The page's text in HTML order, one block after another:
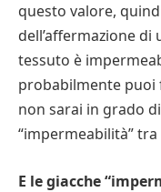
questo valore,
dell’affermazione
tessuto è
probabilmente puoi
non sarai in grado
“impermeabilità”
E le giacche